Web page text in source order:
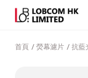
首頁/熒幕濾片/抗藍